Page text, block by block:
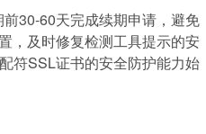
30-60天完成续期申请，避免
，及时修复检测工具提示的安
符SSL证书的安全防护能力始